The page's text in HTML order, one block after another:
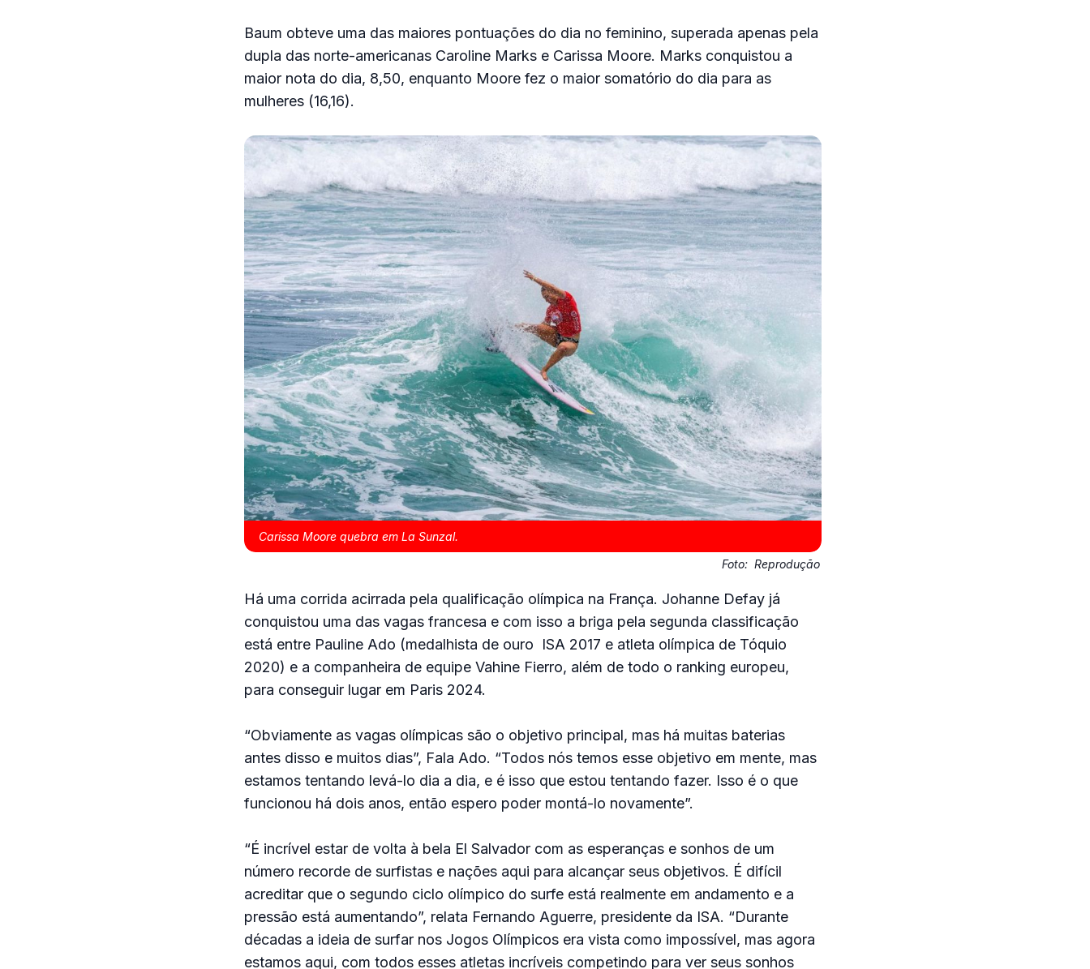
Baum obteve uma das maiores pontuações do dia no feminino, superada apenas pela
dupla das norte-americanas Caroline Marks e Carissa Moore. Marks conquistou a
maior nota do dia, 8,50, enquanto Moore fez o maior somatório do dia para as
mulheres (16,16).
Carissa Moore quebra em La Sunzal.
Foto: Reprodução
Há uma corrida acirrada pela qualificação olímpica na França. Johanne Defay já
conquistou uma das vagas francesa e com isso a briga pela segunda classificação
está entre Pauline Ado (medalhista de ouro ISA 2017 e atleta olímpica de Tóquio
2020) e a companheira de equipe Vahine Fierro, além de todo o ranking europeu,
para conseguir lugar em Paris 2024.
“Obviamente as vagas olímpicas são o objetivo principal, mas há muitas baterias
antes disso e muitos dias”, Fala Ado. “Todos nós temos esse objetivo em mente, mas
estamos tentando levá-lo dia a dia, e é isso que estou tentando fazer. Isso é o que
funcionou há dois anos, então espero poder montá-lo novamente”.
“É incrível estar de volta à bela El Salvador com as esperanças e sonhos de um
número recorde de surfistas e nações aqui para alcançar seus objetivos. É difícil
acreditar que o segundo ciclo olímpico do surfe está realmente em andamento e a
pressão está aumentando”, relata Fernando Aguerre, presidente da ISA. “Durante
décadas a ideia de surfar nos Jogos Olímpicos era vista como impossível, mas agora
estamos aqui, com todos esses atletas incríveis competindo para ver seus sonhos